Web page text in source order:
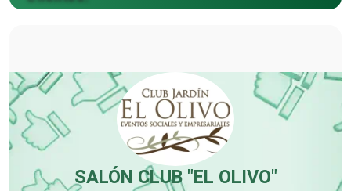
Carpinterías
Centros Comerciales
SALÓN CLUB "EL OLIVO"